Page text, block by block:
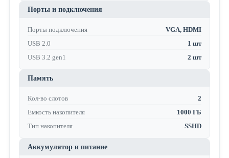
Порты и подключения
Порты подключения
VGA, HDMI
USB 2.0
1 шт
USB 3.2 gen1
2 шт
Память
Кол-во слотов
2
Емкость накопителя
1000 ГБ
Тип накопителя
SSHD
Аккумулятор и питание